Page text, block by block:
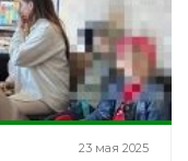
23 мая 2025